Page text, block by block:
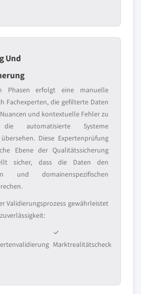
Und
Phasen erfolgt eine manuelle
Fachexperten, die gefilterte Daten
und kontextuelle Fehler zu
die automatisierte Systeme
Diese Expertenprüfung
Ebene der Qualitätssicherung
sicher, dass die Daten den
und domainenspezifischen
Validierungsprozess gewährleistet
✓
Marktrealitätscheck